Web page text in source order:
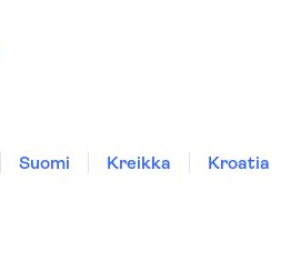
Suomi Kreikka Kroatia